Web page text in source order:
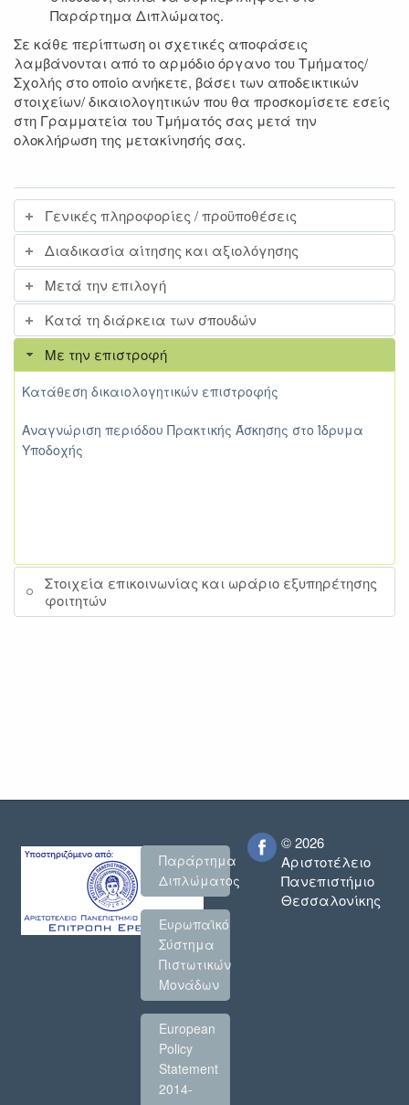
Παράρτημα Διπλώματος.
Σε κάθε περίπτωση οι σχετικές αποφάσεις
λαμβάνονται από το αρμόδιο όργανο του Τμή­ματος/
Σχολής στο οποίο ανήκετε, βάσει των αποδεικτικών
στοιχείων/ δικαιολογητικών που θα προσκομίσετε εσείς
στη Γραμματεία του Τμήματός σας μετά την
ολοκλήρωση της μετακίνησής σας.
Γενικές πληροφορίες / προϋποθέσεις
Διαδικασία αίτησης και αξιολόγησης
Μετά την επιλογή
Κατά τη διάρκεια των σπουδών
Με την επιστροφή
Κατάθεση δικαιολογητικών επιστροφής
Αναγνώριση περιόδου Πρακτικής Άσκησης στο Ίδρυμα
Υποδοχής
Στοιχεία επικοινωνίας και ωράριο εξυπηρέτησης
φοιτητών
Παράρτημα
Διπλώματος
Ευρωπαϊκό
Σύστημα
Πιστωτικών
Μονάδων
European
Policy
Statement
2014-
© 2026
Αριστοτέλειο
Πανεπιστήμιο
Θεσσαλονίκης